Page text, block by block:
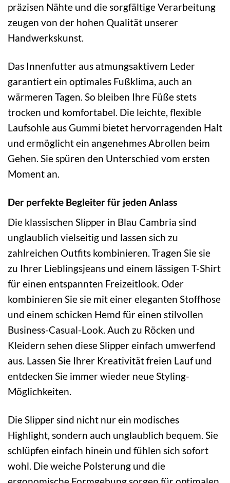
präzisen Nähte und die sorgfältige Verarbeitung
zeugen von der hohen Qualität unserer
Handwerkskunst.
Das Innenfutter aus atmungsaktivem Leder
garantiert ein optimales Fußklima, auch an
wärmeren Tagen. So bleiben Ihre Füße stets
trocken und komfortabel. Die leichte, flexible
Laufsohle aus Gummi bietet hervorragenden Halt
und ermöglicht ein angenehmes Abrollen beim
Gehen. Sie spüren den Unterschied vom ersten
Moment an.
Der perfekte Begleiter für jeden Anlass
Die klassischen Slipper in Blau Cambria sind
unglaublich vielseitig und lassen sich zu
zahlreichen Outfits kombinieren. Tragen Sie sie
zu Ihrer Lieblingsjeans und einem lässigen T-Shirt
für einen entspannten Freizeitlook. Oder
kombinieren Sie sie mit einer eleganten Stoffhose
und einem schicken Hemd für einen stilvollen
Business-Casual-Look. Auch zu Röcken und
Kleidern sehen diese Slipper einfach umwerfend
aus. Lassen Sie Ihrer Kreativität freien Lauf und
entdecken Sie immer wieder neue Styling-
Möglichkeiten.
Die Slipper sind nicht nur ein modisches
Highlight, sondern auch unglaublich bequem. Sie
schlüpfen einfach hinein und fühlen sich sofort
wohl. Die weiche Polsterung und die